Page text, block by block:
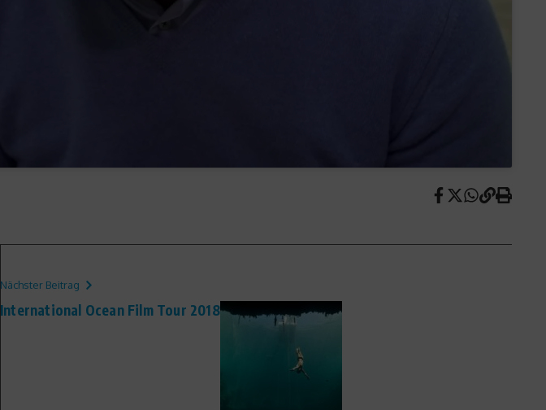
Nächster Beitrag
International Ocean Film Tour 2018